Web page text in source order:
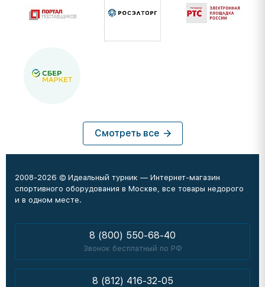
Смотреть все
2008-2026 © Идеальный турник — Интернет-магазин
спортивного оборудования в Москве, все товары недорого
и в одном месте.
8 (800) 550-68-40
Звонок бесплатный по РФ
8 (812) 416-32-05